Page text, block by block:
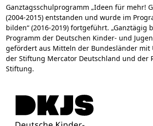
Ganztagsschulprogramm „Ideen für mehr!
(2004-2015) entstanden und wurde im
bilden“ (2016-2019) fortgeführt. „Ganztägig
Programm der Deutschen Kinder- und
gefördert aus Mitteln der Bundesländer mit
der Stiftung Mercator Deutschland und der
Stiftung.